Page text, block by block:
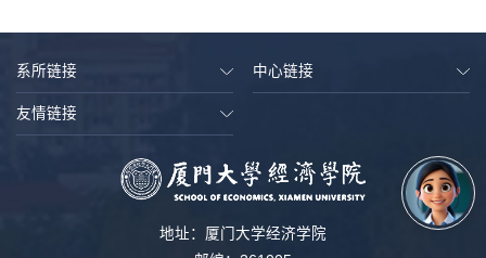
系所链接 中心链接
友情链接
地址：厦门大学经济学院